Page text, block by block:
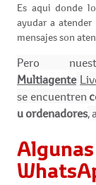
Es aqui donde
ayudar a
mensajes son
Pero
Multiagente
se encuentren
u ordenadores,